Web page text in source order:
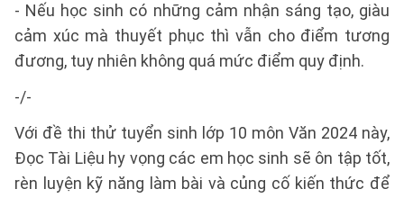
- Nếu học sinh có những cảm nhận sáng tạo, giàu
cảm xúc mà thuyết phục thì vẫn cho điểm tương
đương, tuy nhiên không quá mức điểm quy định.
-/-
Với đề thi thử tuyển sinh lớp 10 môn Văn 2024 này,
Đọc Tài Liệu hy vọng các em học sinh sẽ ôn tập tốt,
rèn luyện kỹ năng làm bài và củng cố kiến thức để